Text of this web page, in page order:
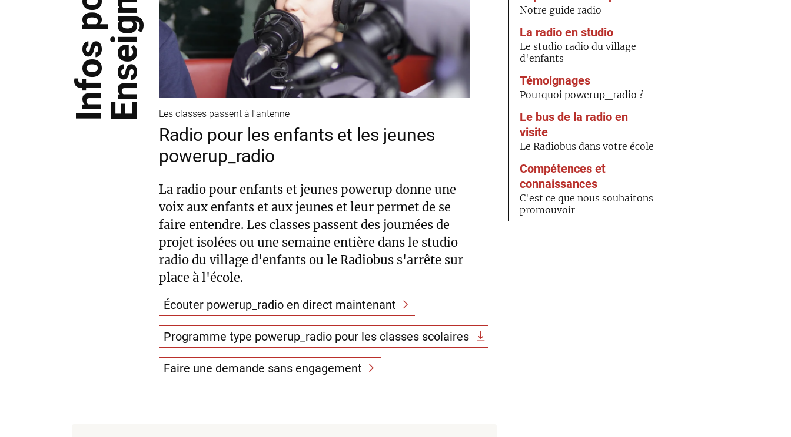
Les classes passent à l'antenne
Radio pour les enfants et les jeunes
powerup_radio
La radio pour enfants et jeunes powerup donne une
voix aux enfants et aux jeunes et leur permet de se
faire entendre. Les classes passent des journées de
projet isolées ou une semaine entière dans le studio
radio du village d'enfants ou le Radiobus s'arrête sur
place à l'école.
Écouter powerup_radio en direct maintenant
Programme type powerup_radio pour les classes scolaires
Faire une demande sans engagement
Notre guide radio
La radio en studio
Le studio radio du village
d'enfants
Témoignages
Pourquoi powerup_radio ?
Le bus de la radio en
visite
Le Radiobus dans votre école
Compétences et
connaissances
C'est ce que nous souhaitons
promouvoir